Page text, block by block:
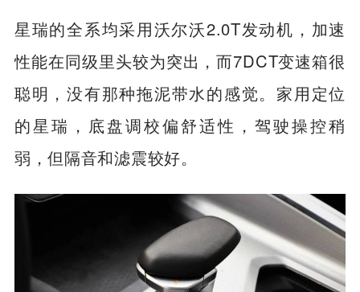
星瑞的全系均采用沃尔沃2.0T发动机，加速
性能在同级里头较为突出，而7DCT变速箱很
聪明，没有那种拖泥带水的感觉。家用定位
的星瑞，底盘调校偏舒适性，驾驶操控稍
弱，但隔音和滤震较好。